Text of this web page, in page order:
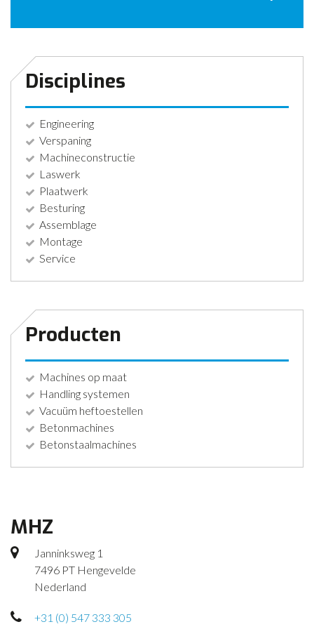
Disciplines
Engineering
Verspaning
Machineconstructie
Laswerk
Plaatwerk
Besturing
Assemblage
Montage
Service
Producten
Machines op maat
Handling systemen
Vacuüm heftoestellen
Betonmachines
Betonstaalmachines
MHZ
Janninksweg 1
7496 PT Hengevelde
Nederland
+31 (0) 547 333 305